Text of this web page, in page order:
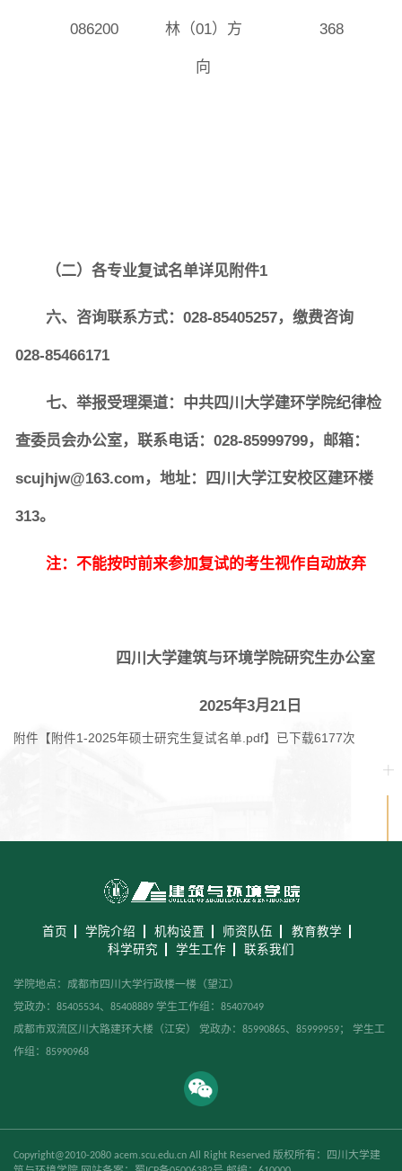
086200 林（01）方
向
368
（二）各专业复试名单详见附件1
六、咨询联系方式：028-85405257，缴费咨询
028-85466171
七、举报受理渠道：中共四川大学建环学院纪律检
查委员会办公室，联系电话：028-85999799，邮箱：
scujhjw@163.com，地址：四川大学江安校区建环楼
313。
注：不能按时前来参加复试的考生视作自动放弃
四川大学建筑与环境学院研究生办公室
2025年3月21日
附件【 附件1-2025年硕士研究生复试名单.pdf】已下载6177次
首页 学院介绍 机构设置 师资队伍
教育教学
科学研究
学生工作 联系我们
学院地点：成都市四川大学行政楼一楼（望江）
党政办：85405534、85408889 学生工作组：85407049
成都市双流区川大路建环大楼（江安） 党政办：85990865、85999959； 学生工
作组：85990968
Copyright@2010-2080 acem.scu.edu.cn All Right Reserved 版权所有：四川大学建